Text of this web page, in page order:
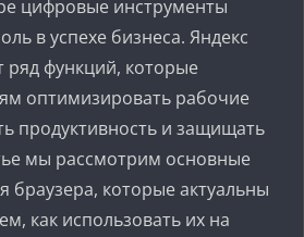
цифровые инструменты
в успехе бизнеса. Яндекс
ряд функций, которые
оптимизировать рабочие
продуктивность и защищать
мы рассмотрим основные
браузера, которые актуальны
как использовать их на